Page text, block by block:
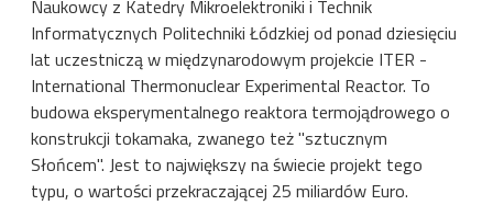
Naukowcy z Katedry Mikroelektroniki i Technik
Informatycznych Politechniki Łódzkiej od ponad dziesięciu
lat uczestniczą w międzynarodowym projekcie ITER -
International Thermonuclear Experimental Reactor. To
budowa eksperymentalnego reaktora termojądrowego o
konstrukcji tokamaka, zwanego też "sztucznym
Słońcem". Jest to największy na świecie projekt tego
typu, o wartości przekraczającej 25 miliardów Euro.